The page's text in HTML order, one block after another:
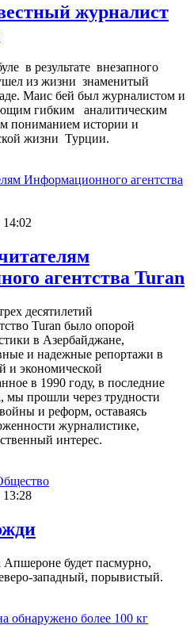
журналист
в результате внезапного
из жизни знаменитый
Маис бей был журналистом и
гибким аналитическим
пониманием истории и
жизни Турции.
14:02
агентства Turan
десятилетий
Turan было опорой
в Азербайджане,
и надежные репортажи в
и экономической
в 1990 году, в последние
мы прошли через трудности
и реформ, оставаясь
журналистике,
интерес.
13:28
Апшероне будет пасмурно,
западный, порывистый.